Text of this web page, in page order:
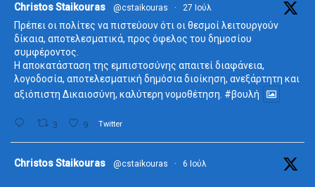
Christos Staikouras @cstaikouras · 27 Ιούλ
Πρέπει οι πολίτες να πιστεύουν ότι οι θεσμοί λειτουργούν
δίκαια, αποτελεσματικά, προς όφελος του δημοσίου
συμφέροντος.
Η αποκατάσταση της εμπιστοσύνης απαιτεί διαφάνεια,
λογοδοσία, αποτελεσματική δημόσια διοίκηση, ανεξάρτητη και
αξιόπιστη Δικαιοσύνη, καλύτερη νομοθέτηση. #βουλή
3 9 Twitter
Christos Staikouras @cstaikouras · 6 Ιούλ